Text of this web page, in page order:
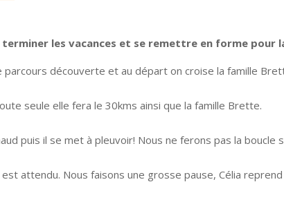
terminer les vacances et se remettre en forme pour
parcours découverte et au départ on croise la famille
seule elle fera le 30kms ainsi que la famille Brette.
puis il se met à pleuvoir! Nous ne ferons pas la boucle
attendu. Nous faisons une grosse pause, Célia